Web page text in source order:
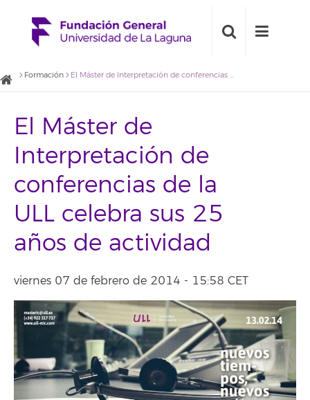
Formación El Máster de Interpretación de conferencias de la ULL celebra sus 25 años de actividad
El Máster de
Interpretación de
conferencias de la
ULL celebra sus 25
años de actividad
viernes 07 de febrero de 2014 - 15:58 CET